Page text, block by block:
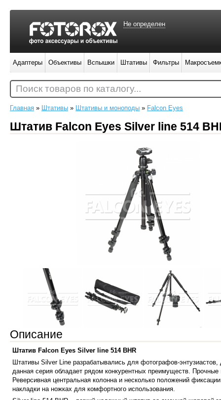
Главная » Штативы » Штативы и моноподы » Falcon Eyes
Штатив Falcon Eyes Silver line 514
Описание
Штатив Falcon Eyes Silver line 514 BHR
Штативы Silver Line разрабатывались для фотографов-
данная серия обладает рядом конкурентных преимуществ.
Реверсивная центральная колонна и несколько положений
накладки на ножках для комфортного использования.
Не определен
Адаптеры Объективы Вспышки Штативы Фильтры
Поиск товаров по каталогу...